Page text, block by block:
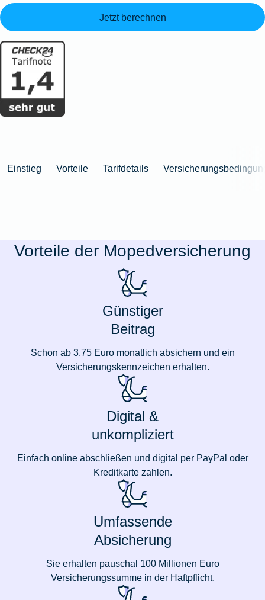
Jetzt berechnen
Einstieg Vorteile Tarifdetails
Vorteile der Mopedversicherung
Günstiger
Beitrag
Schon ab 3,75 Euro monatlich absichern und ein
Versicherungskennzeichen erhalten.
Digital &
unkompliziert
Einfach online abschließen und digital per PayPal oder
Kreditkarte zahlen.
Umfassende
Absicherung
Sie erhalten pauschal 100 Millionen Euro
Versicherungssumme in der Haftpflicht.